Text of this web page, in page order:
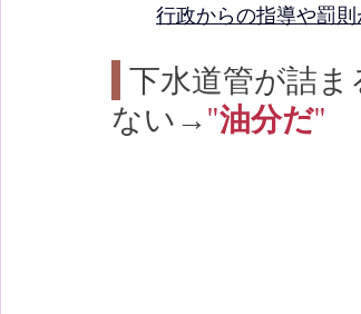
行政からの指導や罰
下水道管が詰
ない→"油分だ"